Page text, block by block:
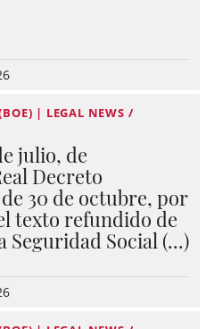
| LEGAL NEWS /
julio, de
Decreto
30 de octubre, por
texto refundido de
Seguridad Social (...)